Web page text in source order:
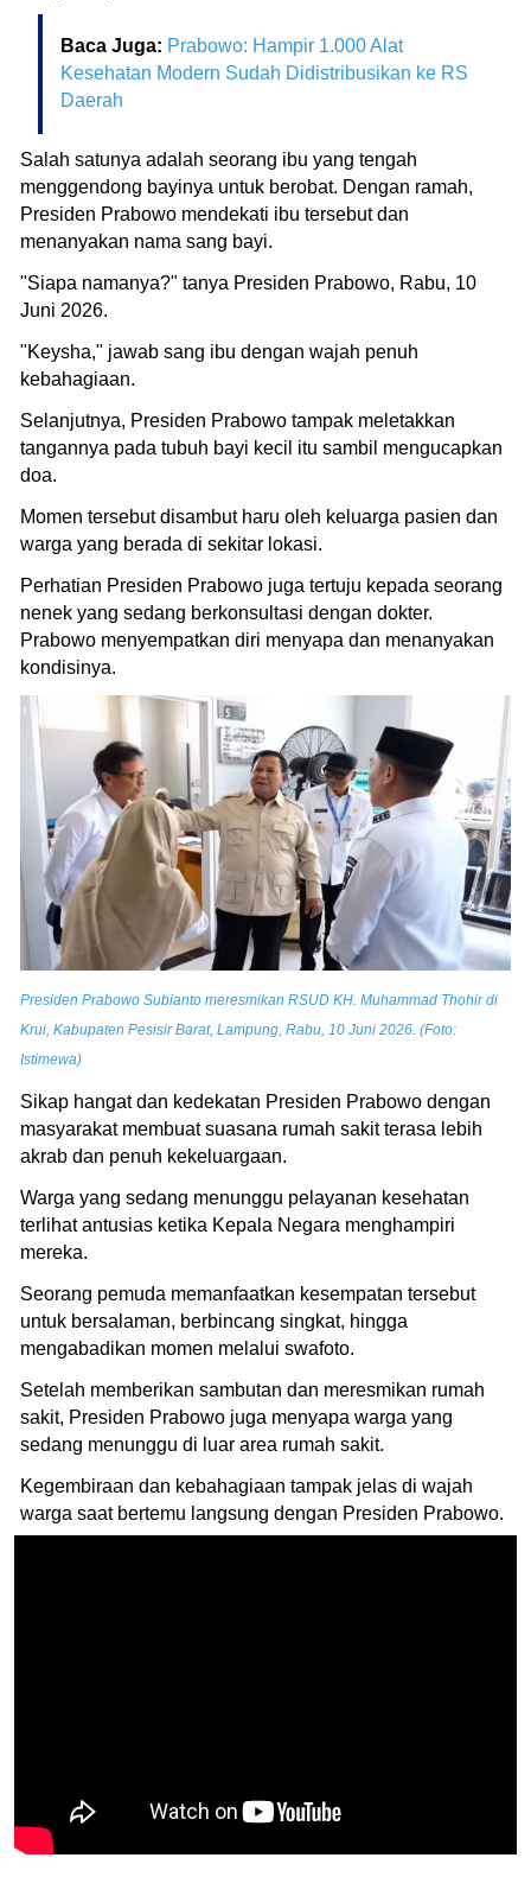
Baca Juga: Prabowo: Hampir 1.000 Alat
Kesehatan Modern Sudah Didistribusikan ke RS
Daerah
Salah satunya adalah seorang ibu yang tengah
menggendong bayinya untuk berobat. Dengan ramah,
Presiden Prabowo mendekati ibu tersebut dan
menanyakan nama sang bayi.
"Siapa namanya?" tanya Presiden Prabowo, Rabu, 10
Juni 2026.
"Keysha," jawab sang ibu dengan wajah penuh
kebahagiaan.
Selanjutnya, Presiden Prabowo tampak meletakkan
tangannya pada tubuh bayi kecil itu sambil mengucapkan
doa.
Momen tersebut disambut haru oleh keluarga pasien dan
warga yang berada di sekitar lokasi.
Perhatian Presiden Prabowo juga tertuju kepada seorang
nenek yang sedang berkonsultasi dengan dokter.
Prabowo menyempatkan diri menyapa dan menanyakan
kondisinya.
Presiden Prabowo Subianto meresmikan RSUD KH. Muhammad Thohir di
Krui, Kabupaten Pesisir Barat, Lampung, Rabu, 10 Juni 2026. (Foto:
Istimewa)
Sikap hangat dan kedekatan Presiden Prabowo dengan
masyarakat membuat suasana rumah sakit terasa lebih
akrab dan penuh kekeluargaan.
Warga yang sedang menunggu pelayanan kesehatan
terlihat antusias ketika Kepala Negara menghampiri
mereka.
Seorang pemuda memanfaatkan kesempatan tersebut
untuk bersalaman, berbincang singkat, hingga
mengabadikan momen melalui swafoto.
Setelah memberikan sambutan dan meresmikan rumah
sakit, Presiden Prabowo juga menyapa warga yang
sedang menunggu di luar area rumah sakit.
Kegembiraan dan kebahagiaan tampak jelas di wajah
warga saat bertemu langsung dengan Presiden Prabowo.